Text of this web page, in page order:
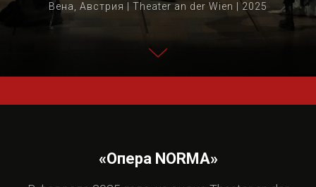
Вена, Австрия | Theater an der Wien | 2025
«Опера NORMA»